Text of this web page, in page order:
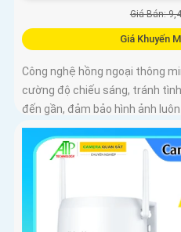
Giá Bán:
Giá Khuyến
Công nghệ hồng ngoại thông
cường độ chiếu sáng, tránh
đến gần, đảm bảo hình ảnh
đó, công nghệ giảm nhiễu
giúp camera tái tạo màu sắc
điều kiện ánh sáng phức tạp